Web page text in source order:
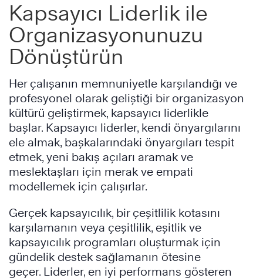
Kapsayıcı Liderlik ile
Organizasyonunuzu
Dönüştürün
Her çalışanın memnuniyetle karşılandığı ve
profesyonel olarak geliştiği bir organizasyon
kültürü geliştirmek, kapsayıcı liderlikle
başlar. Kapsayıcı liderler, kendi önyargılarını
ele almak, başkalarındaki önyargıları tespit
etmek, yeni bakış açıları aramak ve
meslektaşları için merak ve empati
modellemek için çalışırlar.
Gerçek kapsayıcılık, bir çeşitlilik kotasını
karşılamanın veya çeşitlilik, eşitlik ve
kapsayıcılık programları oluşturmak için
gündelik destek sağlamanın ötesine
geçer. Liderler, en iyi performans gösteren